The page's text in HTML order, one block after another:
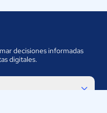
decisiones informadas
digitales.